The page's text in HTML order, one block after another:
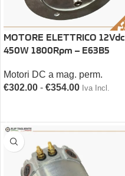
MOTORE ELETTRICO 12Vdc
450W 1800Rpm – E63B5
Motori DC a mag. perm.
€302.00 - €354.00 Iva Incl.